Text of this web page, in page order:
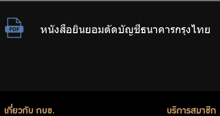
หนังสือยินยอมตัดบัญชีธนาคารกรุงไทย
เกี่ยวกับ กบข. บริการสมาชิก